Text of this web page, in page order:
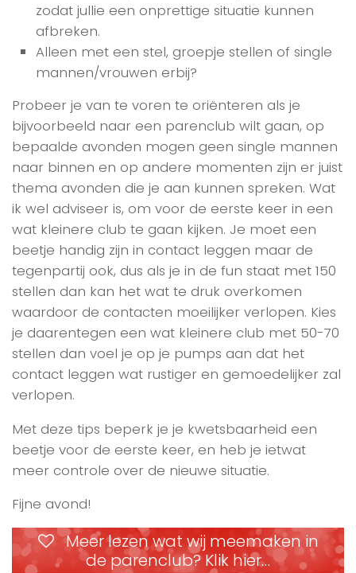
zodat jullie een onprettige situatie kunnen
afbreken.
Alleen met een stel, groepje stellen of single
mannen/vrouwen erbij?
Probeer je van te voren te oriënteren als je
bijvoorbeeld naar een parenclub wilt gaan, op
bepaalde avonden mogen geen single mannen
naar binnen en op andere momenten zijn er juist
thema avonden die je aan kunnen spreken. Wat
ik wel adviseer is, om voor de eerste keer in een
wat kleinere club te gaan kijken. Je moet een
beetje handig zijn in contact leggen maar de
tegenpartij ook, dus als je in de fun staat met 150
stellen dan kan het wat te druk overkomen
waardoor de contacten moeilijker verlopen. Kies
je daarentegen een wat kleinere club met 50-70
stellen dan voel je op je pumps aan dat het
contact leggen wat rustiger en gemoedelijker zal
verlopen.
Met deze tips beperk je je kwetsbaarheid een
beetje voor de eerste keer, en heb je ietwat
meer controle over de nieuwe situatie.
Fijne avond!
Meer lezen wat wij meemaken in
de parenclub? Klik hier…